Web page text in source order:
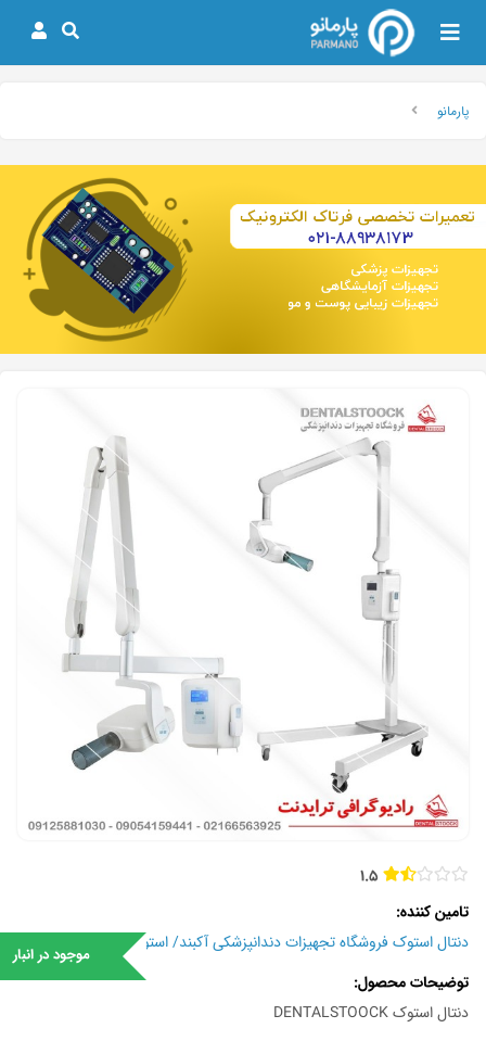
پارمانو
1.5
موجود در انبار
تامین کننده
دنتال استوک فروشگاه تجهیزات دندانپزشکی آکبند/ استوک
توضیحات محصول
دنتال استوک DENTALSTOOCK